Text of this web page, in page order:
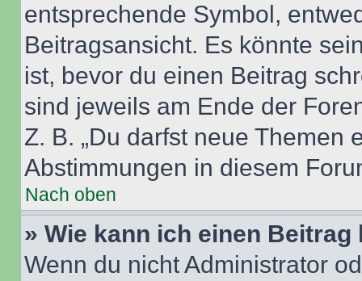
entsprechende Symbol,
Beitragsansicht. Es könnte
ist, bevor du einen Beitrag
sind jeweils am Ende der
Z. B. „Du darfst neue Themen
Abstimmungen in diesem
Nach oben
» Wie kann ich einen
Wenn du nicht Administrator